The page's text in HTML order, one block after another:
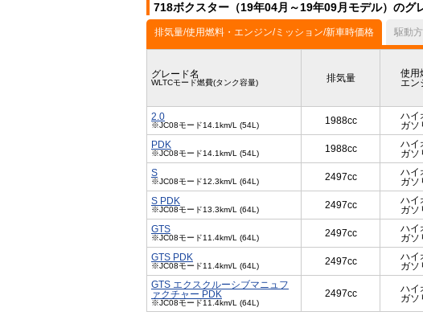
718ボクスター（19年04月～19年09月モデル）のグ
排気量/使用燃料・エンジン/ミッション/新車時価格 駆動
グレード名
WLTCモード燃費(タンク容量) 排気量
使用
エン
2.0
※JC08モード14.1km/L (54L) 1988cc
ハイ
ガソ
PDK
※JC08モード14.1km/L (54L) 1988cc
ハイ
ガソ
S
※JC08モード12.3km/L (64L) 2497cc
ハイ
ガソ
S PDK
※JC08モード13.3km/L (64L) 2497cc
ハイ
ガソ
GTS
※JC08モード11.4km/L (64L) 2497cc
ハイ
ガソ
GTS PDK
※JC08モード11.4km/L (64L) 2497cc
ハイ
ガソ
GTS エクスクルーシブマニュフ
ァクチャー PDK
※JC08モード11.4km/L (64L)
2497cc
ハイ
ガソ